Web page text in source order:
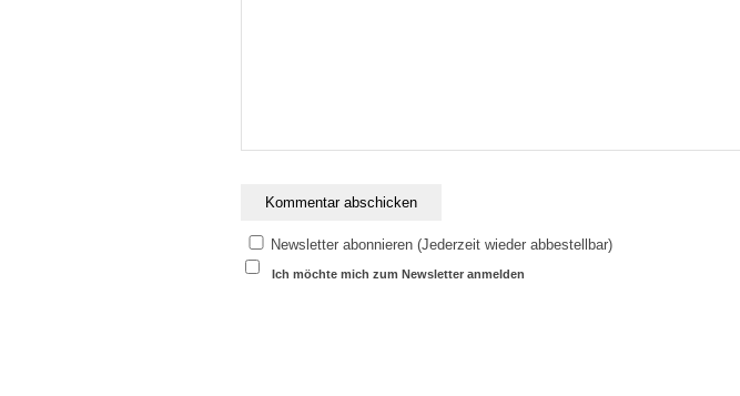
Newsletter abonnieren (Jederzeit wieder abbestellbar)
Ich möchte mich zum Newsletter anmelden